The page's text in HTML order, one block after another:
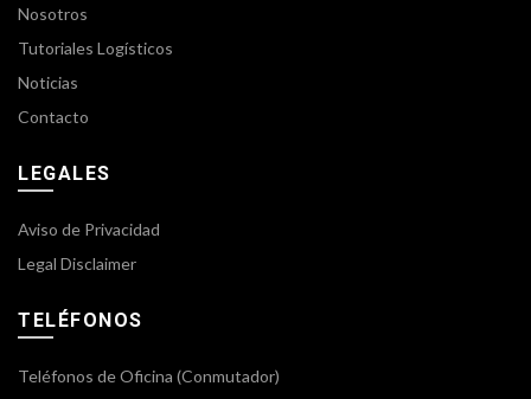
Nosotros
Tutoriales Logísticos
Noticias
Contacto
LEGALES
Aviso de Privacidad
Legal Disclaimer
TELÉFONOS
Teléfonos de Oficina (Conmutador)